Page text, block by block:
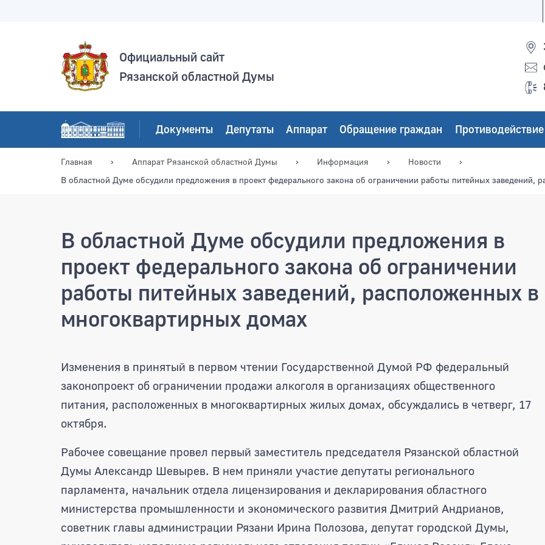
Официальный сайт
Рязанской областной Думы
Документы Депутаты Аппарат Обращение граждан
Главная Аппарат Рязанской областной Думы Информация
Новости
В областной Думе обсудили предложения в проект федерального закона об ограничении работы питейных заведений,
В областной Думе обсудили предложения в
проект федерального закона об ограничении
работы питейных заведений, расположенных в
многоквартирных домах
В областной Думе обсудили предложения в проект
Изменения в принятый в первом чтении Государственной Думой РФ федеральный
законопроект об ограничении продажи алкоголя в организациях общественного
питания, расположенных в многоквартирных жилых домах, обсуждались в четверг, 17
октября.
Рабочее совещание провел первый заместитель председателя Рязанской областной
Думы Александр Шевырев. В нем приняли участие депутаты регионального
парламента, начальник отдела лицензирования и декларирования областного
министерства промышленности и экономического развития Дмитрий Андрианов,
советник главы администрации Рязани Ирина Полозова, депутат городской Думы,